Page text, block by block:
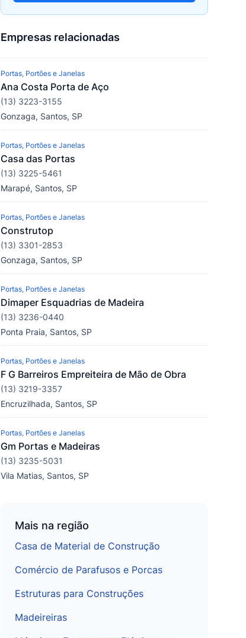
Empresas relacionadas
Portas, Portões e Janelas
Ana Costa Porta de Aço
(13) 3223-3155
Gonzaga, Santos, SP
Portas, Portões e Janelas
Casa das Portas
(13) 3225-5461
Marapé, Santos, SP
Portas, Portões e Janelas
Construtop
(13) 3301-2853
Gonzaga, Santos, SP
Portas, Portões e Janelas
Dimaper Esquadrias de Madeira
(13) 3236-0440
Ponta Praia, Santos, SP
Portas, Portões e Janelas
F G Barreiros Empreiteira de Mão de Obra
(13) 3219-3357
Encruzilhada, Santos, SP
Portas, Portões e Janelas
Gm Portas e Madeiras
(13) 3235-5031
Vila Matias, Santos, SP
Mais na região
Casa de Material de Construção
Comércio de Parafusos e Porcas
Estruturas para Construções
Madeireiras